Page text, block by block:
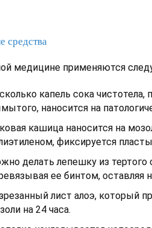
средства
медицине применяются
капель сока чистотела,
наносится на
кашица наносится на
фиксируется
делать лепешку из тертого
ее бинтом, оставляя
лист алоэ, который
на 24 часа.